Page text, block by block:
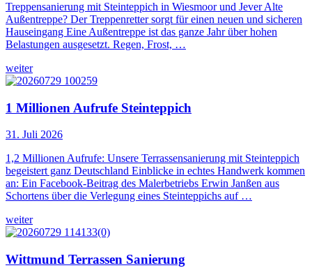
Treppensanierung mit Steinteppich in Wiesmoor und Jever Alte
Außentreppe? Der Treppenretter sorgt für einen neuen und sicheren
Hauseingang Eine Außentreppe ist das ganze Jahr über hohen
Belastungen ausgesetzt. Regen, Frost, …
weiter
1 Millionen Aufrufe Steinteppich
31. Juli 2026
1,2 Millionen Aufrufe: Unsere Terrassensanierung mit Steinteppich
begeistert ganz Deutschland Einblicke in echtes Handwerk kommen
an: Ein Facebook-Beitrag des Malerbetriebs Erwin Janßen aus
Schortens über die Verlegung eines Steinteppichs auf …
weiter
Wittmund Terrassen Sanierung